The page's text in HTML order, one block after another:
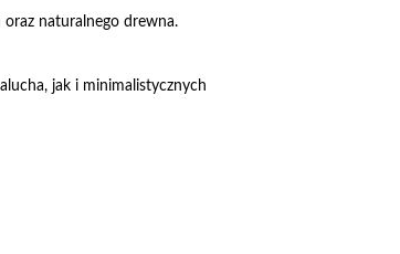
naturalnego drewna.
jak i minimalistycznych